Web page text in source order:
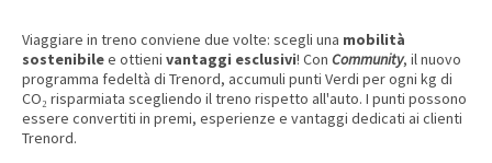
Viaggiare in treno conviene due volte: scegli una mobilità
sostenibilee ottieni vantaggi esclusivi! Con Community, il nuovo
programma fedeltà di Trenord, accumuli punti Verdi per ogni kg di
CO₂ risparmiata scegliendo il treno rispetto all'auto. I punti possono
essere convertiti in premi, esperienze e vantaggi dedicati ai clienti
Trenord.